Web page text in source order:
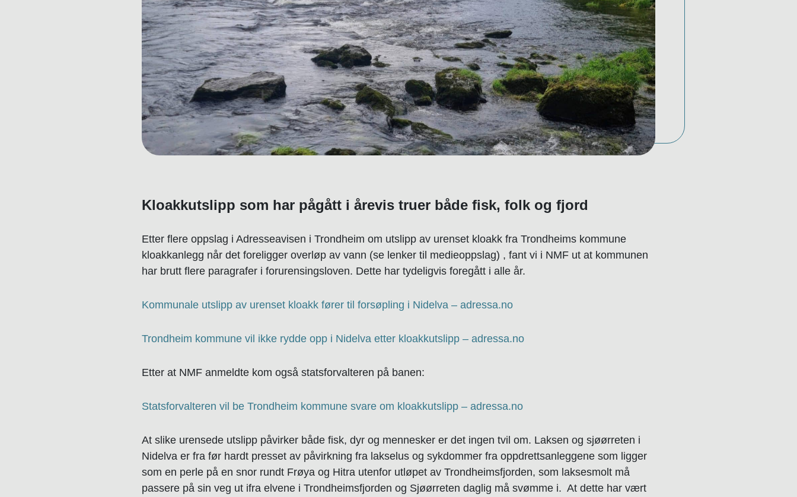
Kloakkutslipp som har pågått i årevis truer både fisk, folk og fjord
Etter flere oppslag i Adresseavisen i Trondheim om utslipp av urenset kloakk fra Trondheims kommune
kloakkanlegg når det foreligger overløp av vann (se lenker til medieoppslag) , fant vi i NMF ut at kommunen
har brutt flere paragrafer i forurensingsloven. Dette har tydeligvis foregått i alle år.
Kommunale utslipp av urenset kloakk fører til forsøpling i Nidelva – adressa.no
Trondheim kommune vil ikke rydde opp i Nidelva etter kloakkutslipp – adressa.no
Etter at NMF anmeldte kom også statsforvalteren på banen:
Statsforvalteren vil be Trondheim kommune svare om kloakkutslipp – adressa.no
At slike urensede utslipp påvirker både fisk, dyr og mennesker er det ingen tvil om. Laksen og sjøørreten i
Nidelva er fra før hardt presset av påvirkning fra lakselus og sykdommer fra oppdrettsanleggene som ligger
som en perle på en snor rundt Frøya og Hitra utenfor utløpet av Trondheimsfjorden, som laksesmolt må
passere på sin veg ut ifra elvene i Trondheimsfjorden og Sjøørreten daglig må svømme i. At dette har vært